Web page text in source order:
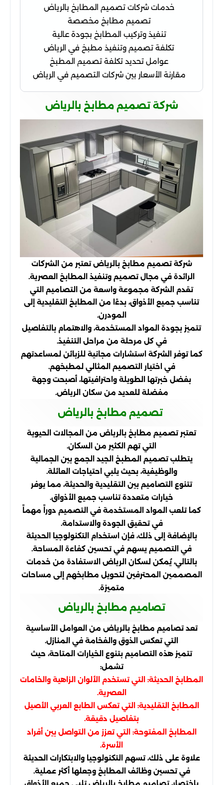
خدمات شركات تصميم المطابخ بالرياض
تصميم مطابخ مخصصة
تنفيذ وتركيب المطابخ بجودة عالية
تكلفة تصميم وتنفيذ مطبخ في الرياض
عوامل تحديد تكلفة تصميم المطبخ
مقارنة الأسعار بين شركات التصميم في الرياض
شركة تصميم مطابخ بالرياض
شركة تصميم مطابخ بالرياض تعتبر من الشركات
الرائدة في مجال تصميم وتنفيذ المطابخ العصرية.
تقدم الشركة مجموعة واسعة من التصاميم التي
تناسب جميع الأذواق، بدءًا من المطابخ التقليدية إلى
المودرن.
تتميز بجودة المواد المستخدمة، والاهتمام بالتفاصيل
في كل مرحلة من مراحل التنفيذ.
كما توفر الشركة استشارات مجانية للزبائن لمساعدتهم
في اختيار التصميم المثالي لمطبخهم.
بفضل خبرتها الطويلة واحترافيتها، أصبحت وجهة
مفضلة للعديد من سكان الرياض.
تصميم مطابخ بالرياض
تعتبر تصميم مطابخ بالرياض من المجالات الحيوية
التي تهم الكثير من السكان.
يتطلب تصميم المطبخ الجيد الجمع بين الجمالية
والوظيفية، بحيث يلبي احتياجات العائلة.
تتنوع التصاميم بين التقليدية والحديثة، مما يوفر
خيارات متعددة تناسب جميع الأذواق.
كما تلعب المواد المستخدمة في التصميم دوراً مهماً
في تحقيق الجودة والاستدامة.
بالإضافة إلى ذلك، فإن استخدام التكنولوجيا الحديثة
في التصميم يسهم في تحسين كفاءة المساحة.
بالتالي، يُمكن لسكان الرياض الاستفادة من خدمات
المصممين المحترفين لتحويل مطابخهم إلى مساحات
متميزة.
تصاميم مطابخ بالرياض
تعد تصاميم مطابخ بالرياض من العوامل الأساسية
التي تعكس الذوق والفخامة في المنازل.
تتميز هذه التصاميم بتنوع الخيارات المتاحة، حيث
تشمل:
المطابخ الحديثة: التي تستخدم الألوان الزاهية والخامات
العصرية.
المطابخ التقليدية: التي تعكس الطابع العربي الأصيل
بتفاصيل دقيقة.
المطابخ المفتوحة: التي تعزز من التواصل بين أفراد
الأسرة.
علاوة على ذلك، تسهم التكنولوجيا والابتكارات الحديثة
في تحسين وظائف المطابخ وجعلها أكثر عملية.